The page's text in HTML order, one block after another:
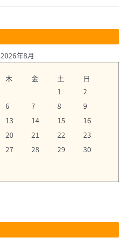
2026年8月
木 金 土
日
1
2
6 7 8
9
13 14 15
16
20 21 22
23
27 28 29
30